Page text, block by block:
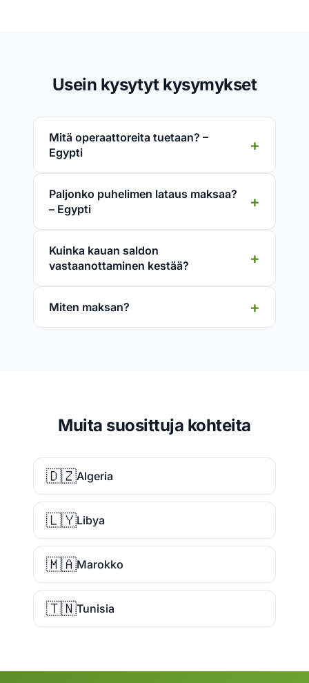
Usein kysytyt kysymykset
Mitä operaattoreita tuetaan? –
Egypti
Paljonko puhelimen lataus maksaa?
– Egypti
Kuinka kauan saldon
vastaanottaminen kestää?
Miten maksan?
Muita suosittuja kohteita
🇩🇿Algeria
🇱🇾Libya
🇲🇦Marokko
🇹🇳Tunisia